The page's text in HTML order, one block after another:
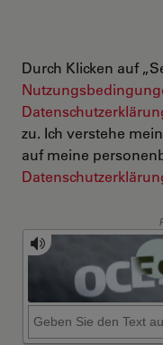
Durch Klicken auf
zu. Ich verstehe
auf meine